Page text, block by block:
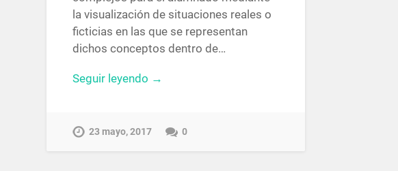
la visualización de situaciones reales o
ficticias en las que se representan
dichos conceptos dentro de…
Seguir leyendo →
23 mayo, 2017 0